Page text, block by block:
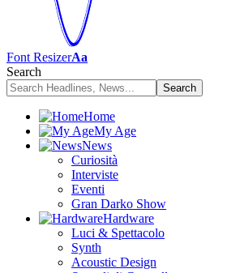
Font ResizerAa
Search
Home
My Age
News
Curiosità
Interviste
Eventi
Gran Darko Show
Hardware
Luci & Spettacolo
Synth
Acoustic Design